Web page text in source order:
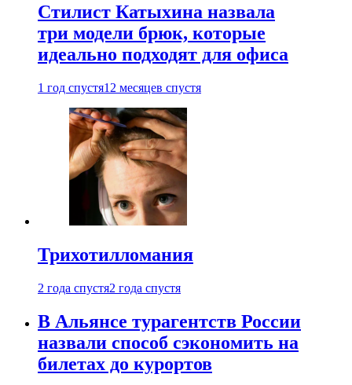
Стилист Катыхина назвала
три модели брюк, которые
идеально подходят для офиса
1 год спустя12 месяцев спустя
Трихотилломания
2 года спустя2 года спустя
В Альянсе турагентств России
назвали способ сэкономить на
билетах до курортов